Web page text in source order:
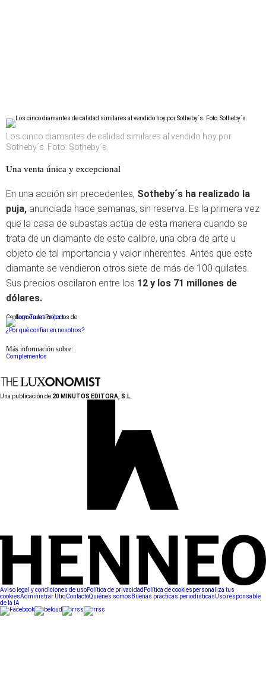
Los cinco diamantes de calidad similares al vendido hoy por
Sotheby´s. Foto: Sotheby´s.
Una venta única y excepcional
En una acción sin precedentes, Sotheby´s ha realizado la
puja, anunciada hace semanas, sin reserva. Es la primera vez
que la casa de subastas actúa de esta manera cuando se
trata de un diamante de este calibre, una obra de arte u
objeto de tal importancia y valor inherentes. Antes que este
diamante se vendieron otros siete de más de 100 quilates.
Sus precios oscilaron entre los 12 y los 71 millones de
dólares.
Conforme a los criterios de
¿Por qué confiar en nosotros?
Más información sobre:
Complementos
Una publicación de:20 MINUTOS EDITORA, S.L.
Aviso legal y condiciones de usoPolítica de privacidad Política de cookiespersonaliza tus
cookiesAdministrar UtiqContactoQuiénes somos Buenas prácticas periodísticasUso responsable
de la IA